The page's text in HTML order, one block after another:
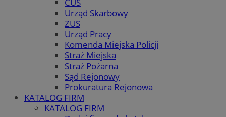
Urząd Skarbowy
ZUS
Urząd Pracy
Komenda Miejska Policji
Straż Miejska
Straż Pożarna
Sąd Rejonowy
Prokuratura Rejonowa
KATALOG FIRM
KATALOG FIRM